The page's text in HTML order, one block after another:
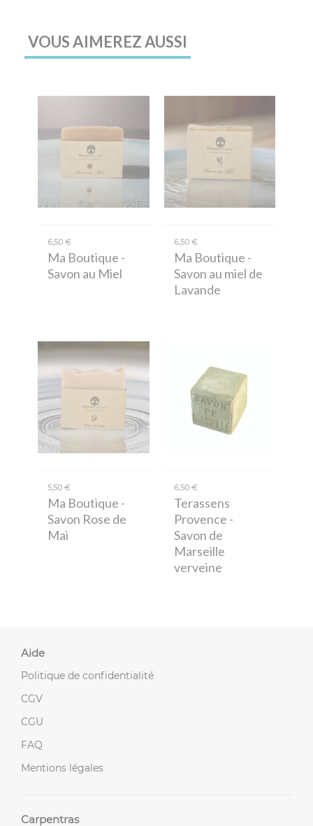
VOUS AIMEREZ AUSSI
6,50 €
Ma Boutique -
Savon au Miel
6,50 €
Ma Boutique -
Savon au miel de
Lavande
5,50 €
Ma Boutique -
Savon Rose de
Mai
6,50 €
Terassens
Provence -
Savon de
Marseille
verveine
Aide
Politique de confidentialité
CGV
CGU
FAQ
Mentions légales
Carpentras